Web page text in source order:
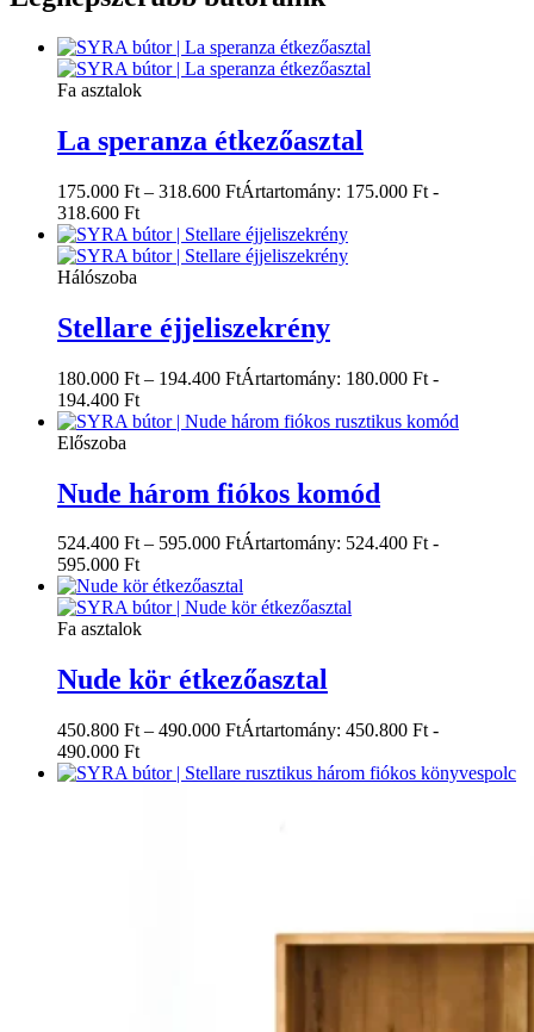
Fa asztalok
La speranza étkezőasztal
175.000 Ft – 318.600 FtÁrtartomány: 175.000 Ft -
318.600 Ft
Hálószoba
Stellare éjjeliszekrény
180.000 Ft – 194.400 FtÁrtartomány: 180.000 Ft -
194.400 Ft
Előszoba
Nude három fiókos komód
524.400 Ft – 595.000 FtÁrtartomány: 524.400 Ft -
595.000 Ft
Fa asztalok
Nude kör étkezőasztal
450.800 Ft – 490.000 FtÁrtartomány: 450.800 Ft -
490.000 Ft